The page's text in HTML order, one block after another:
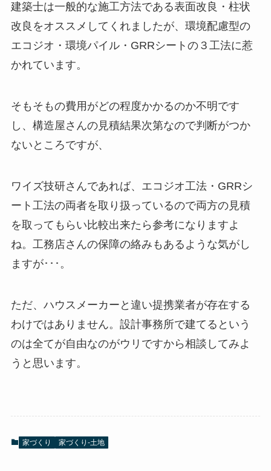
建築士は一般的な施工方法である表面改良・柱状
改良をオススメしてくれましたが、環境配慮型の
エコジオ・環境パイル・GRRシートの３工法に惹
かれています。
そもそもの費用がどの程度かかるのか不明です
し、構造屋さんの見積結果次第なので判断がつか
ないところですが、
ワイズ技研さんであれば、エコジオ工法・GRRシ
ート工法の両者を取り扱っているので両方の見積
を取ってもらい比較出来たら参考になりますよ
ね。工務店さんの保障の絡みもあるような気がし
ますが･･･。
ただ、ハウスメーカーと違い提携業者が存在する
わけではありません。設計事務所で建てるという
のは全てが自由なのがウリですから相談してみよ
うと思います。
家づくり 家づくり-土地